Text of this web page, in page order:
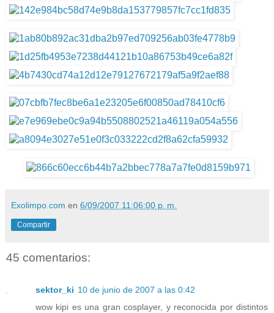
Exolimpo.com en 6/09/2007 11:06:00 p. m.
Compartir
45 comentarios:
sektor_ki 10 de junio de 2007 a las 0:42
wow kipi es una gran cosplayer, y reconocida por distintos